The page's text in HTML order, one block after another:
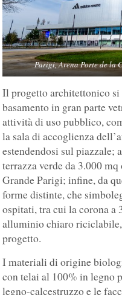
Parigi, Arena Porte de la
Il progetto architettonico
basamento in gran parte
attività di uso pubblico,
la sala di accoglienza
estendendosi sul piazzale;
terrazza verde da 3.000
Grande Parigi; infine, da
forme distinte, che
ospitati, tra cui la corona a
alluminio chiaro
progetto.
I materiali di origine
con telai al 100% in legno
legno-calcestruzzo e le